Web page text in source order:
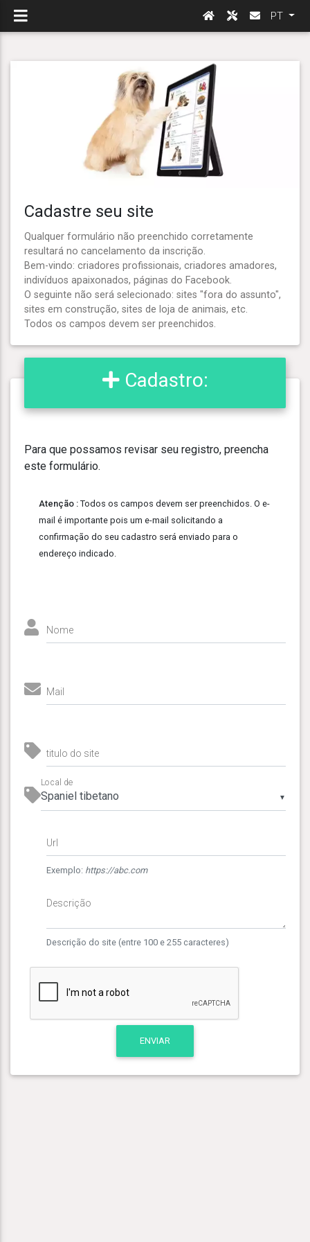
PT
Cadastre seu site
Qualquer formulário não preenchido corretamente
resultará no cancelamento da inscrição.
Bem-vindo: criadores profissionais, criadores amadores,
indivíduos apaixonados, páginas do Facebook.
O seguinte não será selecionado: sites "fora do assunto",
sites em construção, sites de loja de animais, etc.
Todos os campos devem ser preenchidos.
Cadastro:
Para que possamos revisar seu registro, preencha
este formulário.
Atenção : Todos os campos devem ser preenchidos. O e-
mail é importante pois um e-mail solicitando a
confirmação do seu cadastro será enviado para o
endereço indicado.
Nome
Mail
titulo do site
▼
Local de
Url
Exemplo: https://abc.com
Descrição
Descrição do site (entre 100 e 255 caracteres)
ENVIAR